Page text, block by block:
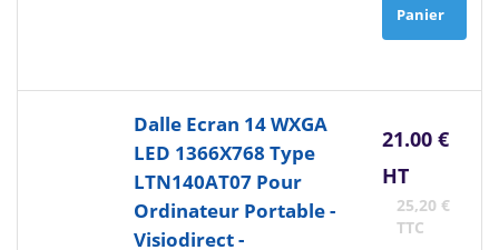
Panier
Dalle Ecran 14 WXGA
LED 1366X768 Type
LTN140AT07 Pour
Ordinateur Portable -
Visiodirect -
21.00 €
HT
25,20 €
TTC